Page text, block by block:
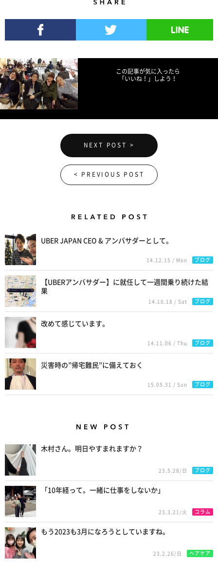
この記事が気に入ったら
「いいね！」しよう！
NEXT POST >
< PREVIOUS POST
UBER JAPAN CEO & アンバサダーとして。
14.12.15 / Mon ブログ
【UBERアンバサダー】に就任して一週間乗り続けた結
果
14.10.18 / Sat ブログ
改めて感じています。
14.11.06 / Thu ブログ
災害時の”帰宅難民”に備えておく
15.05.31 / Sun ブログ
木村さん。明日やすまれますか？
23.5.28/日 ブログ
「10年経って。一緒に仕事をしないか」
23.3.21/火 コラム
もう2023も3月になろうとしていますね。
23.2.26/日 ヘアケア